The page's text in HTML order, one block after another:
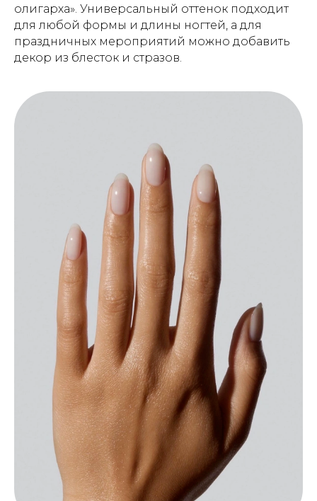
олигарха». Универсальный оттенок подходит
для любой формы и длины ногтей, а для
праздничных мероприятий можно добавить
декор из блесток и стразов.